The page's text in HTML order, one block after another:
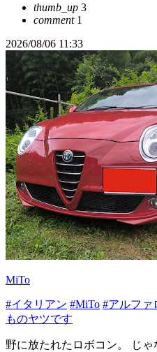
thumb_up 3
comment1
2026/08/06 11:33
MiTo
#イタリアン #MiTo #アルファ
ものヤツです
野に放たれたロボコン。 じ